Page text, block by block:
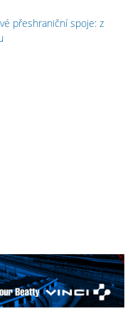
přeshraniční spoje: z